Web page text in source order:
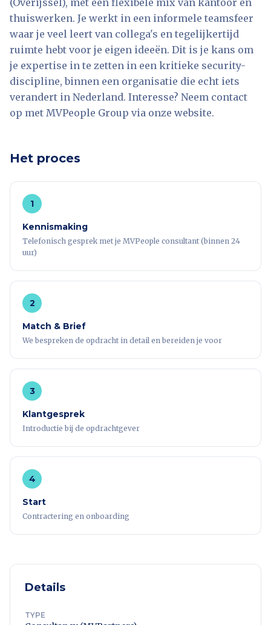
(Overijssel), met een flexibele mix van kantoor en
thuiswerken. Je werkt in een informele teamsfeer
waar je veel leert van collega's en tegelijkertijd
ruimte hebt voor je eigen ideeën. Dit is je kans om
je expertise in te zetten in een kritieke security-
discipline, binnen een organisatie die echt iets
verandert in Nederland. Interesse? Neem contact
op met MVPeople Group via onze website.
Het proces
1
Kennismaking
Telefonisch gesprek met je MVPeople consultant (binnen 24
uur)
2
Match & Brief
We bespreken de opdracht in detail en bereiden je voor
3
Klantgesprek
Introductie bij de opdrachtgever
4
Start
Contractering en onboarding
Details
TYPE